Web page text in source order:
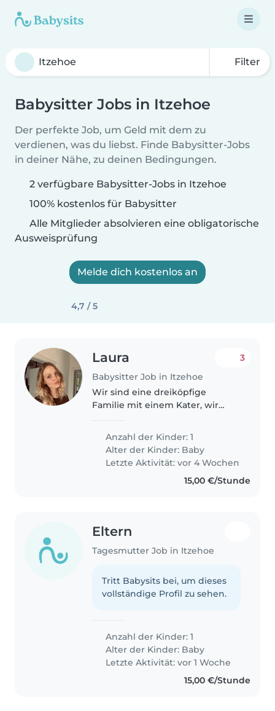
Filter
Babysitter Jobs in Itzehoe
Der perfekte Job, um Geld mit dem zu
verdienen, was du liebst. Finde Babysitter-Jobs
in deiner Nähe, zu deinen Bedingungen.
2 verfügbare Babysitter-Jobs in Itzehoe
100% kostenlos für Babysitter
Alle Mitglieder absolvieren eine obligatorische
Ausweisprüfung
Melde dich kostenlos an
4,7 / 5
Laura
Babysitter Job in Itzehoe
3
Wir sind eine dreiköpfige
Familie mit einem Kater, wir
genießen jedes Wetter. Mausi
liebt es zu spielen, zu schaukeln
und zu lachen.
Anzahl der Kinder: 1
Alter der Kinder: Baby
Letzte Aktivität: vor 4 Wochen
15,00 €/Stunde
Eltern
Tagesmutter Job in Itzehoe
Tritt Babysits bei, um dieses
vollständige Profil zu sehen.
Anzahl der Kinder: 1
Alter der Kinder: Baby
Letzte Aktivität: vor 1 Woche
15,00 €/Stunde